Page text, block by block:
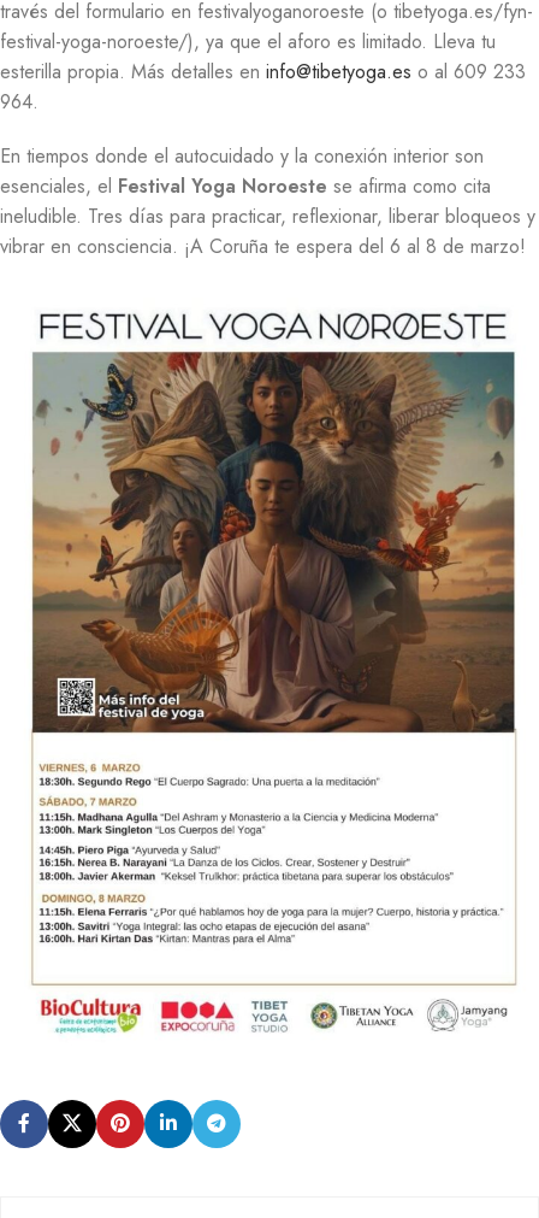
través del formulario en festivalyoganoroeste (o tibetyoga.es/fyn-
festival-yoga-noroeste/), ya que el aforo es limitado. Lleva tu
esterilla propia. Más detalles en info@tibetyoga.es o al 609 233
964.
En tiempos donde el autocuidado y la conexión interior son
esenciales, el Festival Yoga Noroeste se afirma como cita
ineludible. Tres días para practicar, reflexionar, liberar bloqueos y
vibrar en consciencia. ¡A Coruña te espera del 6 al 8 de marzo!